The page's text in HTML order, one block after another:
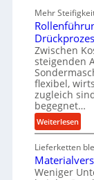
a
u
-
B
e
s
t
e
l
l
u
n
g
c
h
a
n
i
s
c
h
e
r
Ü
b
e
Mehr
Zwischen
steigenden
flexibel,
zugleich
begegnet…
Weiterlesen:
R
o
l
l
Lieferketten
Weniger